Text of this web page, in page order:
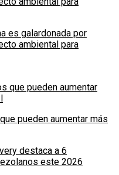
es galardonada por
ambiental para
pueden aumentar más